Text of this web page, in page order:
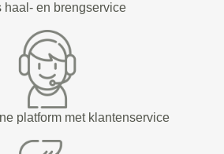
haal- en brengservice
platform met klantenservice